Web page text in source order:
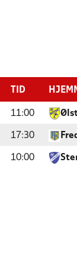
TID
11:00
17:30
10:00